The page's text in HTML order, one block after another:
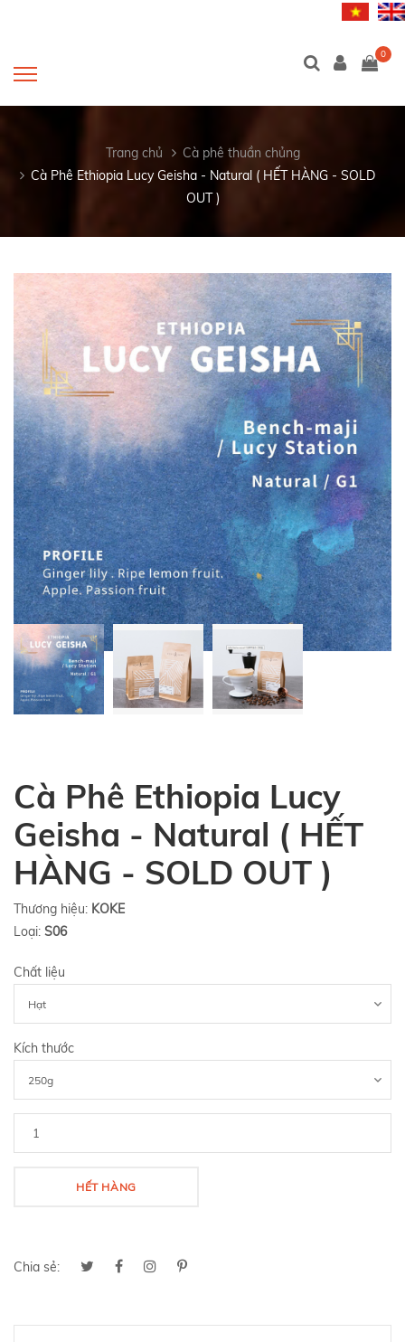
0
Trang chủ
Cà phê thuần chủng
Cà Phê Ethiopia Lucy Geisha - Natural ( HẾT HÀNG - SOLD
OUT )
Cà Phê Ethiopia Lucy
Geisha - Natural ( HẾT
HÀNG - SOLD OUT )
Thương hiệu: KOKE
Loại: S06
Chất liệu
Kích thước
HẾT HÀNG
Chia sẻ: